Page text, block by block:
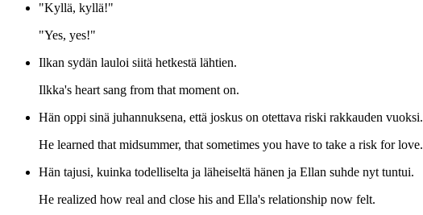
"Kyllä, kyllä!"
"Yes, yes!"
Ilkan sydän lauloi siitä hetkestä lähtien.
Ilkka's heart sang from that moment on.
Hän oppi sinä juhannuksena, että joskus on otettava riski rakkauden vuoksi.
He learned that midsummer, that sometimes you have to take a risk for love.
Hän tajusi, kuinka todelliselta ja läheiseltä hänen ja Ellan suhde nyt tuntui.
He realized how real and close his and Ella's relationship now felt.